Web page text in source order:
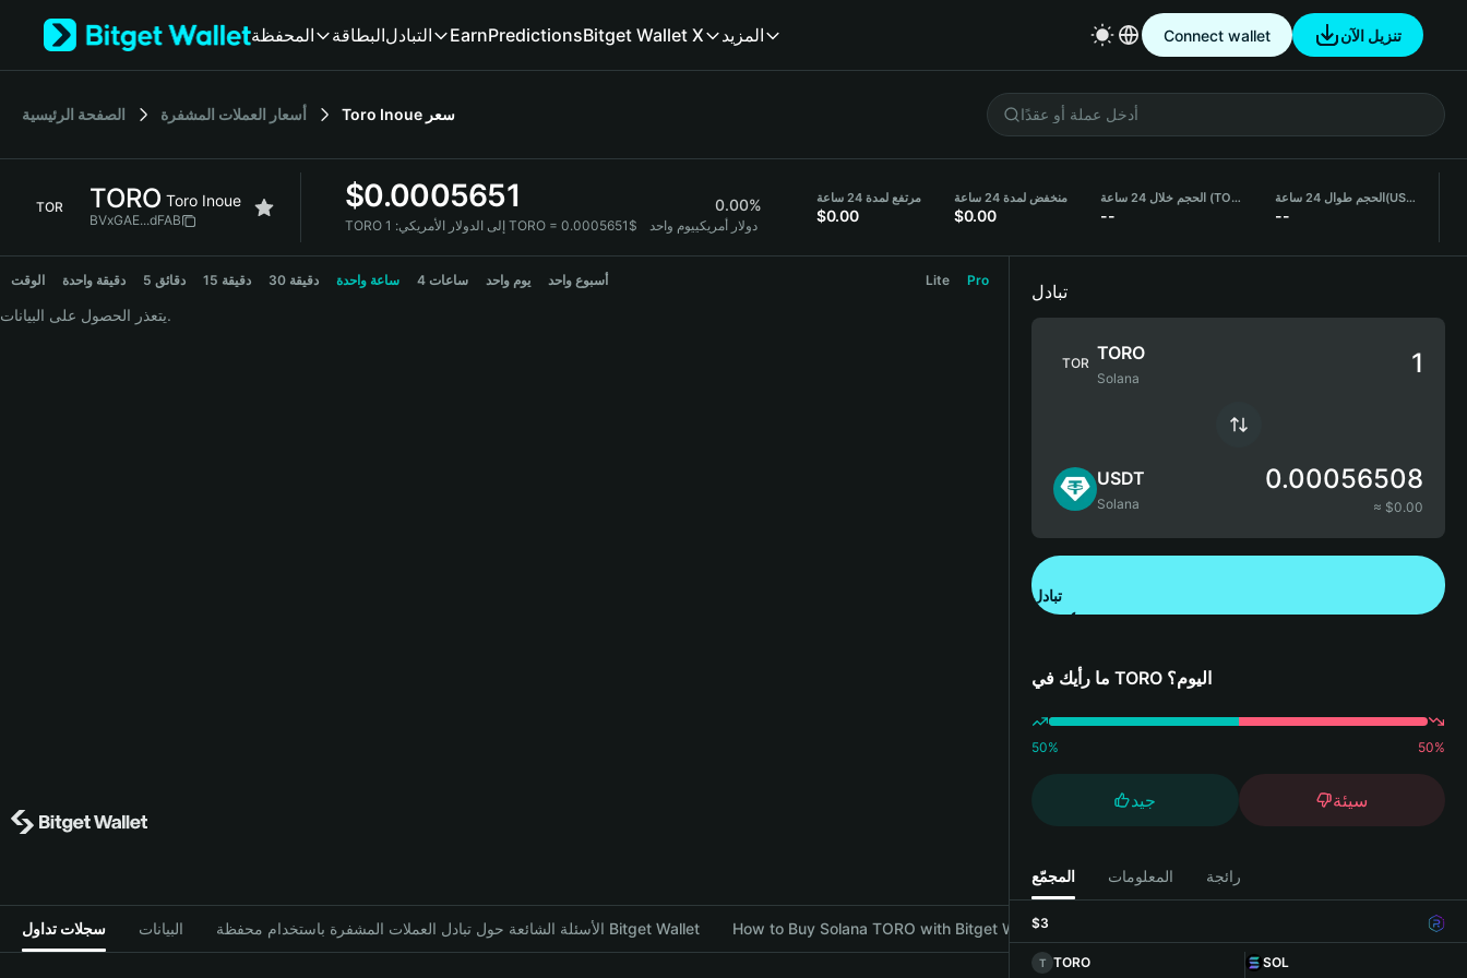
Tiếng Việt
Español (Latinoamérica)
繁體中文
Bahasa Indonesia
المحفظة البطاقةالتبادل EarnPredictionsBitget Wallet X المزيد Connect wallet تنزيل الآن
الصفحة الرئيسية أسعار العملات المشفرة Toro Inoue سعر
TOR TORO Toro Inoue
BVxGAE...dFAB
$0.0005651 0.00%
TORO إلى الدولار الأمريكي: 1 TORO = 0.0005651$ دولار أمريكييوم واحد
مرتفع لمدة 24 ساعة
$0.00
منخفض لمدة 24 ساعة
$0.00
الحجم خلال 24 ساعة (TORO)
--
الحجم طوال 24 ساعة(USDT)
--
TORO Price Chart
الوقت دقيقة واحدة 5 دقائق 15 دقيقة 30 دقيقة ساعة واحدة 4 ساعات يوم واحد أسبوع واحد Lite Pro
يتعذر الحصول على البيانات.
سجلات تداول البيانات الأسئلة الشائعة حول تبادل العملات المشفرة باستخدام محفظة Bitget Wallet How to Buy Solana TORO with Bitget Wallet
تبادل
TOR TORO
Solana
USDT
Solana
0.00056508
≈ $0.00
تبادل
ما رأيك في TORO اليوم؟
50% 50%
جيد سيئة
المجمّع المعلومات رائجة
$3
T TORO SOL